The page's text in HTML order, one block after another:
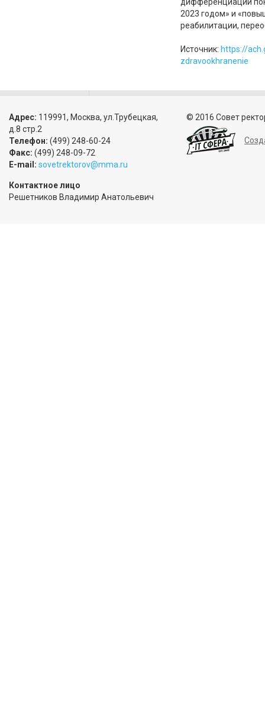
2023 годом» и
реабилитации,
Источник: https://
zdravookhranenie
Адрес: 119991, Москва, ул.Трубецкая,
д.8 стр.2
Телефон: (499) 248-60-24
Факс: (499) 248-09-72
E-mail: sovetrektorov@mma.ru
Контактное лицо
Решетников Владимир Анатольевич
© 2016 Совет